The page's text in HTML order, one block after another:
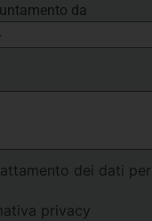
da
dei dati
privacy